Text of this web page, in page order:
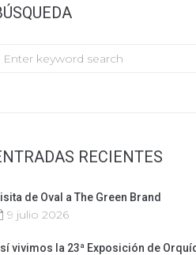
RECIENTES
de Oval a The Green Brand
9 julio 2026
vivimos la 23ª Exposición de